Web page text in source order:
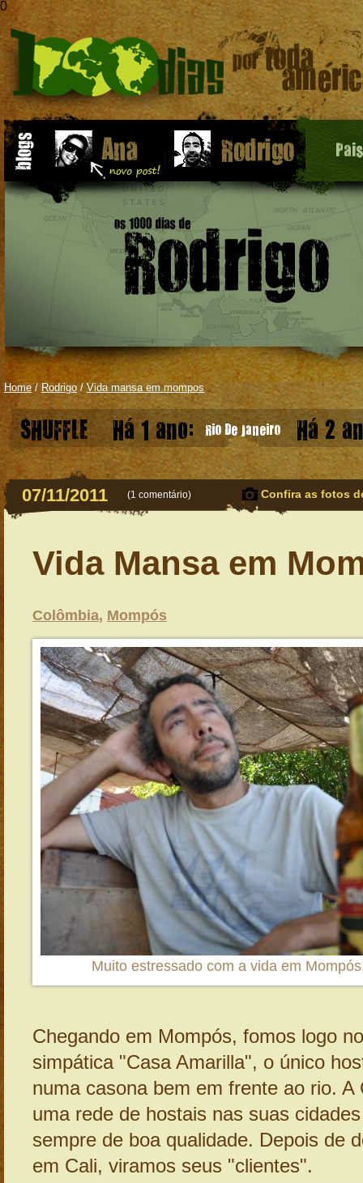
0
Home/ Rodrigo /Vida mansa em mompos
SHUFFLE Há 1 ano: Rio De Janeiro Há 2
07/11/2011 (1 comentário) Confira as fotos
Vida Mansa em
Colômbia, Mompós
Muito estressado com a vida em
Chegando em Mompós, fomos logo
simpática "Casa Amarilla", o único
numa casona bem em frente ao rio. A
uma rede de hostais nas suas
sempre de boa qualidade. Depois de
em Cali, viramos seus "clientes".